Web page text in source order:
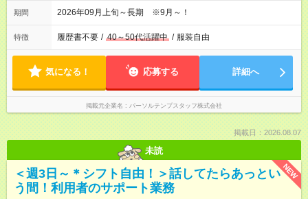
期間 2026年09月上旬～長期 ※9月～！
特徴 履歴書不要 / 40～50代活躍中 / 服装自由
気になる！ 応募する 詳細へ
掲載元企業名 パーソルテンプスタッフ株式会社
掲載日：2026.08.07
未読
NEW
＜週3日～＊シフト自由！＞話してたらあっとい
う間！利用者のサポート業務